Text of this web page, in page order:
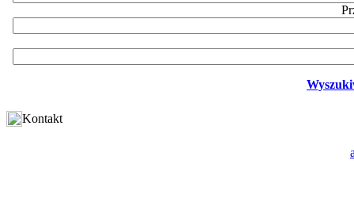
Kontakt